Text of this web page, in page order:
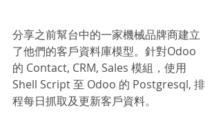
分享之前幫台中的一家機械品牌商建立
了他們的客戶資料庫模型。針對Odoo
的 Contact, CRM, Sales 模組，使用
Shell Script 至 Odoo 的 Postgresql, 排
程每日抓取及更新客戶資料。